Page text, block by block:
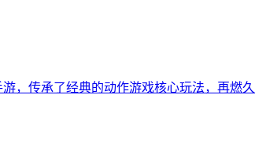
，传承了经典的动作游戏核心玩法，再燃